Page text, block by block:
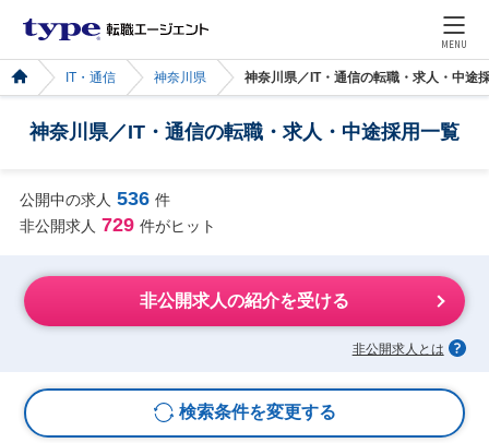
MENU
IT・通信 神奈川県 神奈川県／IT・通信の転職・求人・中途
神奈川県／IT・通信の転職・求人・中途採用一覧
公開中の求人 536 件
非公開求人 729 件がヒット
非公開求人の紹介を受ける
非公開求人とは
検索条件を変更する